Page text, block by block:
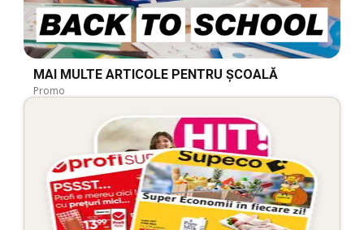
MAI MULTE ARTICOLE PENTRU ȘCOALĂ
Promo